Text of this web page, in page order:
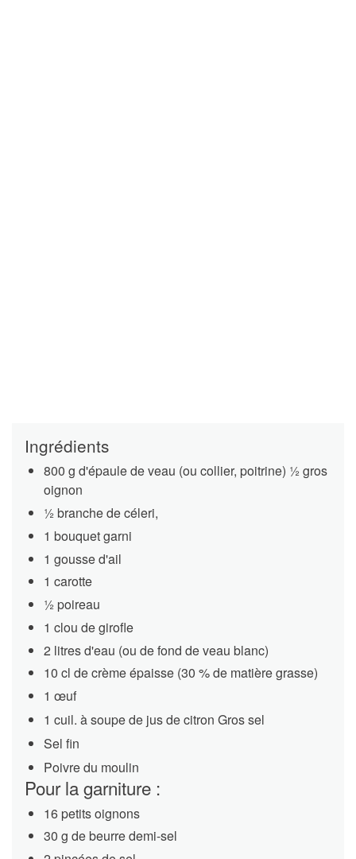
Ingrédients
800 g d'épaule de veau (ou collier, poitrine) 1⁄2 gros
oignon
1⁄2 branche de céleri,
1 bouquet garni
1 gousse d'ail
1 carotte
1⁄2 poireau
1 clou de girofle
2 litres d'eau (ou de fond de veau blanc)
10 cl de crème épaisse (30 % de matière grasse)
1 œuf
1 cuil. à soupe de jus de citron Gros sel
Sel fin
Poivre du moulin
Pour la garniture :
16 petits oignons
30 g de beurre demi-sel